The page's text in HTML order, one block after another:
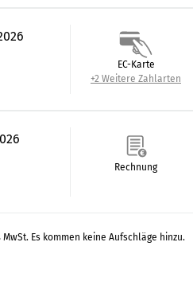
EC-Karte
+2 Weitere Zahlarten
Rechnung
Es kommen keine Aufschläge hinzu.